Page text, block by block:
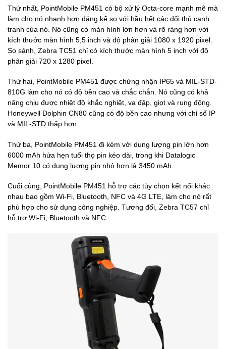
Thứ nhất, PointMobile PM451 có bộ xử lý Octa-core mạnh mẽ mà
làm cho nó nhanh hơn đáng kể so với hầu hết các đối thủ cạnh
tranh của nó. Nó cũng có màn hình lớn hơn và rõ ràng hơn với
kích thước màn hình 5,5 inch và độ phân giải 1080 x 1920 pixel.
So sánh, Zebra TC51 chỉ có kích thước màn hình 5 inch với độ
phân giải 720 x 1280 pixel.
Thứ hai, PointMobile PM451 được chứng nhận IP65 và MIL-STD-
810G làm cho nó có độ bền cao và chắc chắn. Nó cũng có khả
năng chịu được nhiệt độ khắc nghiệt, va đập, giọt và rung động.
Honeywell Dolphin CN80 cũng có độ bền cao nhưng với chỉ số IP
và MIL-STD thấp hơn.
Thứ ba, PointMobile PM451 đi kèm với dung lượng pin lớn hơn
6000 mAh hứa hẹn tuổi thọ pin kéo dài, trong khi Datalogic
Memor 10 có dung lượng pin nhỏ hơn là 3450 mAh.
Cuối cùng, PointMobile PM451 hỗ trợ các tùy chọn kết nối khác
nhau bao gồm Wi-Fi, Bluetooth, NFC và 4G LTE, làm cho nó rất
phù hợp cho sử dụng công nghiệp. Tương đối, Zebra TC57 chỉ
hỗ trợ Wi-Fi, Bluetooth và NFC.